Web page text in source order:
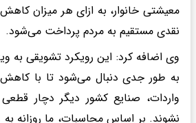
معیشتی خانوار، به ازای هر میزان
نقدی مستقیم به مردم پرداخت می‌شود.
وی اضافه کرد: این رویکرد تشویقی به
به طور جدی دنبال می‌شود تا با کاهش
واردات، صنایع کشور دیگر دچار